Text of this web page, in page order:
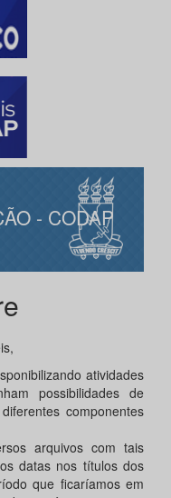
- CODAP
atividades
possibilidades de
componentes
arquivos com tais
datas nos títulos dos
que ficaríamos em